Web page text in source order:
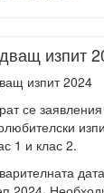
изпит
изпит 2024
се заявления
1 и клас 2.